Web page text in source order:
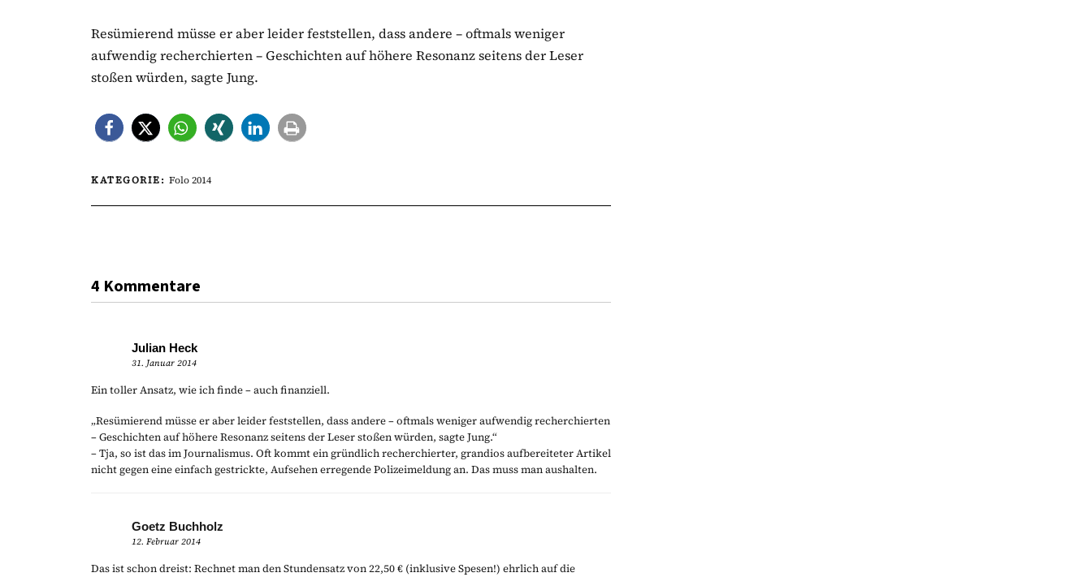
Resümierend müsse er aber leider feststellen, dass andere – oftmals weniger
aufwendig recherchierten – Geschichten auf höhere Resonanz seitens der Leser
stoßen würden, sagte Jung.
KATEGORIE: Folo 2014
4 Kommentare
Julian Heck
31. Januar 2014
Ein toller Ansatz, wie ich finde – auch finanziell.
„Resümierend müsse er aber leider feststellen, dass andere – oftmals weniger aufwendig recherchierten
– Geschichten auf höhere Resonanz seitens der Leser stoßen würden, sagte Jung.“
– Tja, so ist das im Journalismus. Oft kommt ein gründlich recherchierter, grandios aufbereiteter Artikel
nicht gegen eine einfach gestrickte, Aufsehen erregende Polizeimeldung an. Das muss man aushalten.
Goetz Buchholz
12. Februar 2014
Das ist schon dreist: Rechnet man den Stundensatz von 22,50 € (inklusive Spesen!) ehrlich auf die